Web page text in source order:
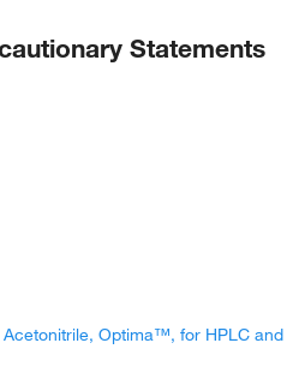
Statements
Acetonitrile, Optima™, for HPLC and